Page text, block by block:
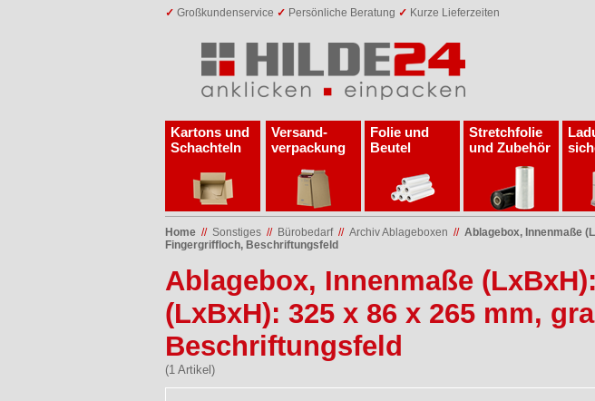
✓ Großkundenservice ✓ Persönliche Beratung ✓ Kurze Lieferzeiten
Kartons und
Schachteln
Versand­
verpackung
Folie und
Beutel
Stretchfolie
und Zubehör
Home // Sonstiges // Bürobedarf// Archiv Ablageboxen // Ablagebox, Innenmaße
Fingergriffloch, Beschriftungsfeld
Ablagebox, Innenmaße
(LxBxH): 325 x 86 x 265 mm,
Beschriftungsfeld
(1 Artikel)